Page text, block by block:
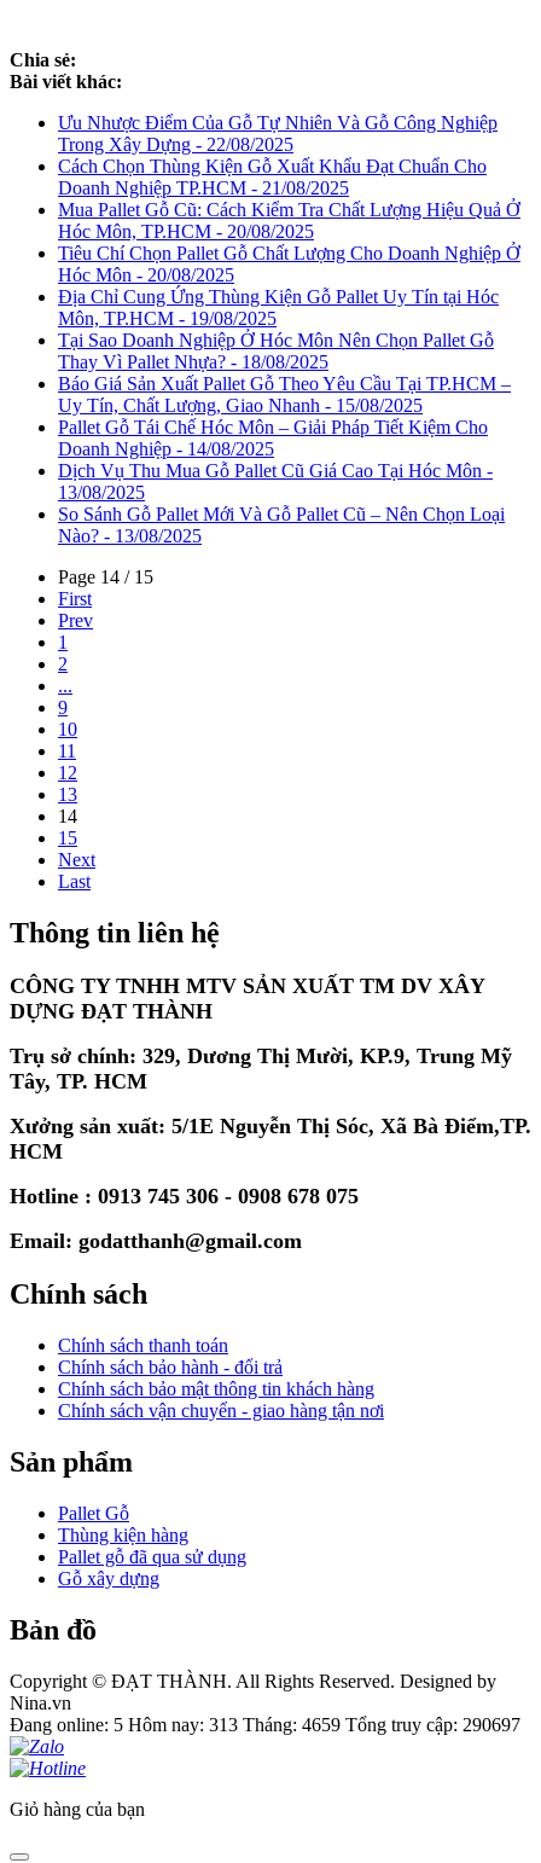
Chia sẻ:
Bài viết khác:
Ưu Nhược Điểm Của Gỗ Tự Nhiên Và Gỗ Công Nghiệp
Trong Xây Dựng - 22/08/2025
Cách Chọn Thùng Kiện Gỗ Xuất Khẩu Đạt Chuẩn Cho
Doanh Nghiệp TP.HCM - 21/08/2025
Mua Pallet Gỗ Cũ: Cách Kiểm Tra Chất Lượng Hiệu Quả Ở
Hóc Môn, TP.HCM - 20/08/2025
Tiêu Chí Chọn Pallet Gỗ Chất Lượng Cho Doanh Nghiệp Ở
Hóc Môn - 20/08/2025
Địa Chỉ Cung Ứng Thùng Kiện Gỗ Pallet Uy Tín tại Hóc
Môn, TP.HCM - 19/08/2025
Tại Sao Doanh Nghiệp Ở Hóc Môn Nên Chọn Pallet Gỗ
Thay Vì Pallet Nhựa? - 18/08/2025
Báo Giá Sản Xuất Pallet Gỗ Theo Yêu Cầu Tại TP.HCM –
Uy Tín, Chất Lượng, Giao Nhanh - 15/08/2025
Pallet Gỗ Tái Chế Hóc Môn – Giải Pháp Tiết Kiệm Cho
Doanh Nghiệp - 14/08/2025
Dịch Vụ Thu Mua Gỗ Pallet Cũ Giá Cao Tại Hóc Môn -
13/08/2025
So Sánh Gỗ Pallet Mới Và Gỗ Pallet Cũ – Nên Chọn Loại
Nào? - 13/08/2025
Page 14 / 15
First
Prev
1
2
...
9
10
11
12
13
14
15
Next
Last
Thông tin liên hệ
CÔNG TY TNHH MTV SẢN XUẤT TM DV XÂY
DỰNG ĐẠT THÀNH
Trụ sở chính: 329, Dương Thị Mười, KP.9, Trung Mỹ
Tây, TP. HCM
Xưởng sản xuất: 5/1E Nguyễn Thị Sóc, Xã Bà Điểm,TP.
HCM
Hotline : 0913 745 306 - 0908 678 075
Email: godatthanh@gmail.com
Chính sách
Chính sách thanh toán
Chính sách bảo hành - đổi trả
Chính sách bảo mật thông tin khách hàng
Chính sách vận chuyển - giao hàng tận nơi
Sản phẩm
Pallet Gỗ
Thùng kiện hàng
Pallet gỗ đã qua sử dụng
Gỗ xây dựng
Bản đồ
Copyright © ĐẠT THÀNH. All Rights Reserved. Designed by
Nina.vn
Đang online: 5 Hôm nay: 313 Tháng: 4659 Tổng truy cập: 290697
Giỏ hàng của bạn